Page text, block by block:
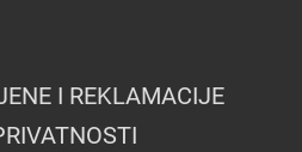
I REKLAMACIJE